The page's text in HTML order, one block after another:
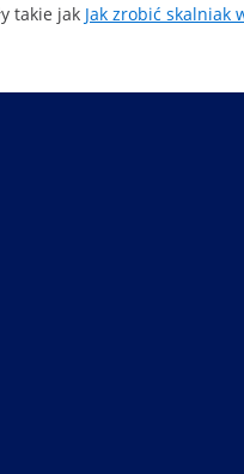
takie jak Jak zrobić skalniak